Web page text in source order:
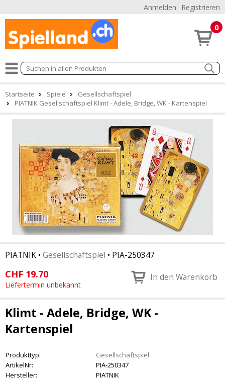
Anmelden Registrieren
0
Startseite Spiele
Gesellschaftspiel
PIATNIK Gesellschaftspiel Klimt - Adele, Bridge, WK - Kartenspiel
PIATNIK • Gesellschaftspiel • PIA-250347
CHF 19.70
Liefertermin unbekannt
In den Warenkorb
Klimt - Adele, Bridge, WK -
Kartenspiel
Produkttyp:
Gesellschaftspiel
ArtikelNr:
PIA-250347
Hersteller:
PIATNIK